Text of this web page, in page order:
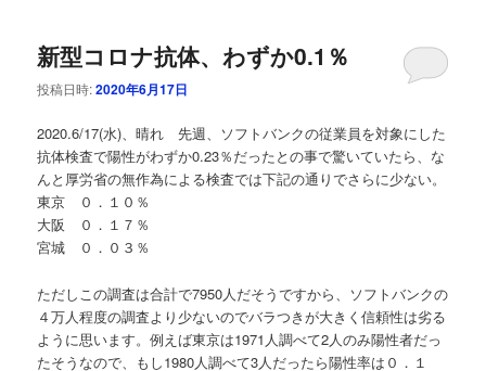
新型コロナ抗体、わずか0.1％
投稿日時:2020年6月17日
2020.6/17(水)、晴れ 先週、ソフトバンクの従業員を対象にした
抗体検査で陽性がわずか0.23％だったとの事で驚いていたら、な
んと厚労省の無作為による検査では下記の通りでさらに少ない。
東京 ０．１０％
大阪 ０．１７％
宮城 ０．０３％
ただしこの調査は合計で7950人だそうですから、ソフトバンクの
４万人程度の調査より少ないのでバラつきが大きく信頼性は劣る
ように思います。例えば東京は1971人調べて2人のみ陽性者だっ
たそうなので、もし1980人調べて3人だったら陽性率は０．１